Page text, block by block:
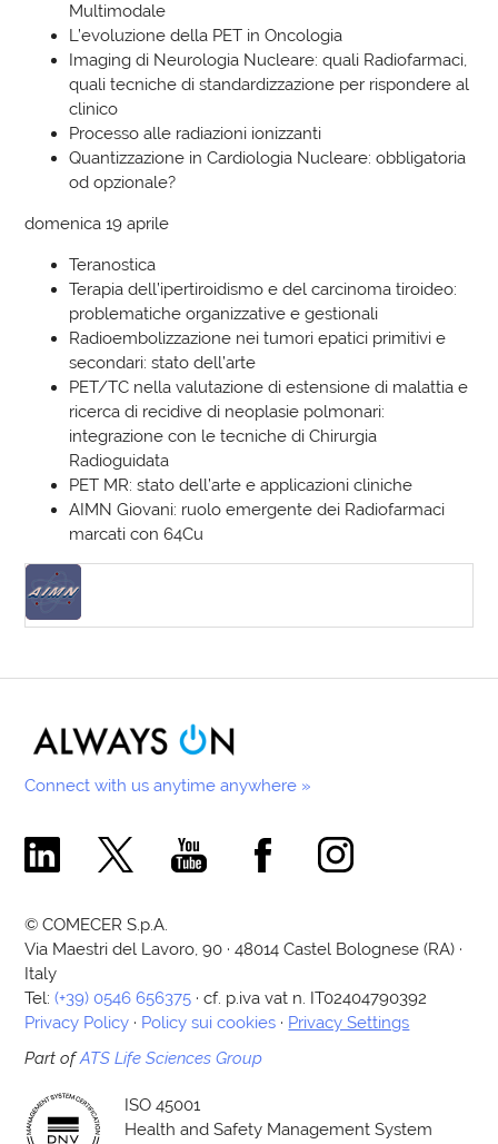
Multimodale
L’evoluzione della PET in Oncologia
Imaging di Neurologia Nucleare: quali Radiofarmaci,
quali tecniche di standardizzazione per rispondere al
clinico
Processo alle radiazioni ionizzanti
Quantizzazione in Cardiologia Nucleare: obbligatoria
od opzionale?
domenica 19 aprile
Teranostica
Terapia dell’ipertiroidismo e del carcinoma tiroideo:
problematiche organizzative e gestionali
Radioembolizzazione nei tumori epatici primitivi e
secondari: stato dell’arte
PET/TC nella valutazione di estensione di malattia e
ricerca di recidive di neoplasie polmonari:
integrazione con le tecniche di Chirurgia
Radioguidata
PET MR: stato dell’arte e applicazioni cliniche
AIMN Giovani: ruolo emergente dei Radiofarmaci
marcati con 64Cu
Connect with us anytime anywhere »
Comecer Linkedin Page
Comecer X PageComecer Youtube Channel
Comecer Facebook Page
Comecer Instagram
© COMECER S.p.A.
Via Maestri del Lavoro, 90 · 48014 Castel Bolognese (RA) ·
Italy
Tel:(+39) 0546 656375 · cf. p.iva vat n. IT02404790392
Privacy Policy · Policy sui cookies · Privacy Settings
Part ofATS Life Sciences Group
ISO 45001
Health and Safety Management System